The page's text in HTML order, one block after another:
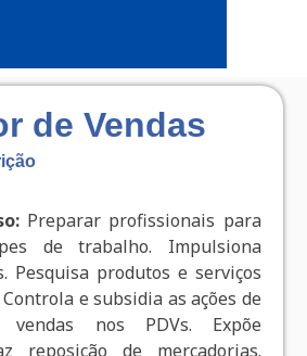
de Vendas
Preparar profissionais para
de trabalho. Impulsiona
Pesquisa produtos e serviços
e subsidia as ações de
vendas nos PDVs. Expõe
reposição de mercadorias.